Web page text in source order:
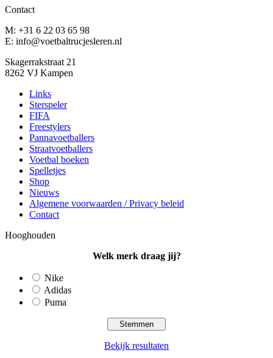
Contact
M: +31 6 22 03 65 98
E: info@voetbaltrucjesleren.nl
Skagerrakstraat 21
8262 VJ Kampen
Links
Sterspeler
FIFA
Freestylers
Pannavoetballers
Straatvoetballers
Voetbal boeken
Spelletjes
Shop
Nieuws
Algemene voorwaarden / Privacy beleid
Contact
Hooghouden
Welk merk draag jij?
Nike
Adidas
Puma
Bekijk resultaten